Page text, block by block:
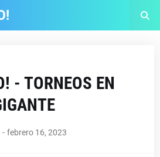
- TORNEOS EN
- febrero 16, 2023